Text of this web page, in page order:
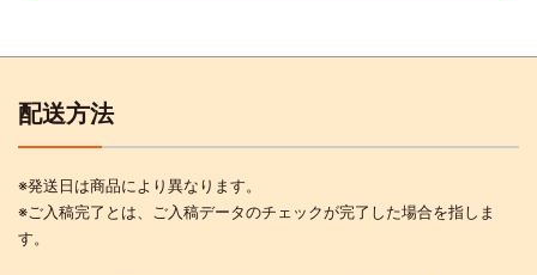
配送方法
※発送日は商品により異なります。
※ご入稿完了とは、ご入稿データのチェックが完了した場合を指しま
す。